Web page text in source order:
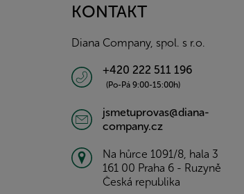
KONTAKT
Diana Company, spol. s r.o.
+420 222 511 196
(Po-Pá 9:00-15:00h)
jsmetuprovas@diana-
company.cz
Na hůrce 1091/8, hala 3
161 00 Praha 6 - Ruzyně
Česká republika